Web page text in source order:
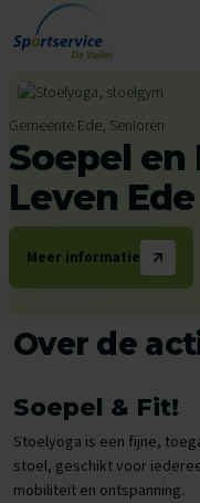
Ga naar de inhoud
Gemeente Ede, Senioren
Soepel en
Leven Ede
Meer informatie
Over de
Soepel & Fit!
Stoelyoga is een fijne,
stoel, geschikt voor
mobiliteit en ontspanning.